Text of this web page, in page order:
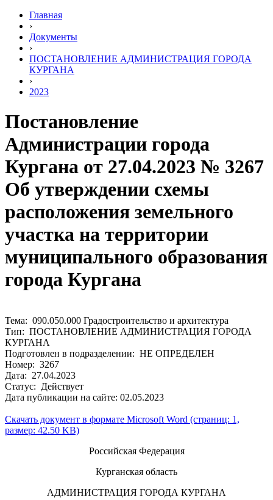
Главная
›
Документы
›
ПОСТАНОВЛЕНИЕ АДМИНИСТРАЦИЯ ГОРОДА
КУРГАНА
›
2023
Постановление
Администрации города
Кургана от 27.04.2023 № 3267
Об утверждении схемы
расположения земельного
участка на территории
муниципального образования
города Кургана
Тема: 090.050.000 Градостроительство и архитектура
Тип: ПОСТАНОВЛЕНИЕ АДМИНИСТРАЦИЯ ГОРОДА
КУРГАНА
Подготовлен в подразделении: НЕ ОПРЕДЕЛЕН
Номер: 3267
Дата: 27.04.2023
Статус: Действует
Дата публикации на сайте: 02.05.2023
Скачать документ в формате Microsoft Word (страниц: 1,
размер: 42.50 KB)
Российская Федерация
Курганская область
АДМИНИСТРАЦИЯ ГОРОДА КУРГАНА